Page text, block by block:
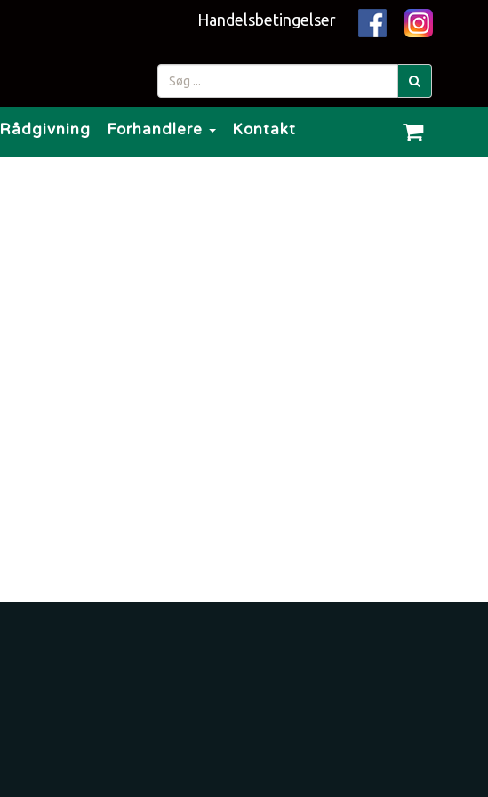
Handelsbetingelser
Rådgivning Forhandlere Kontakt